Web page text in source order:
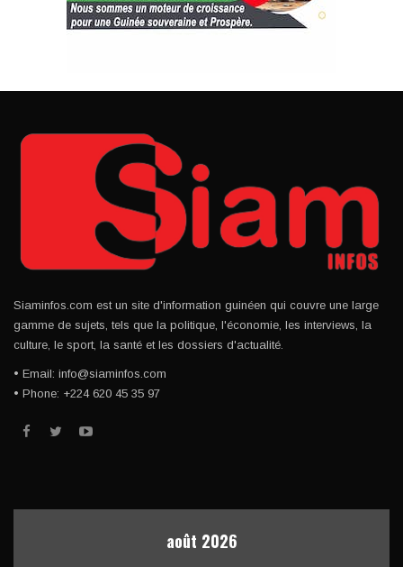
Siaminfos.com est un site d'information guinéen qui couvre une large
gamme de sujets, tels que la politique, l'économie, les interviews, la
culture, le sport, la santé et les dossiers d'actualité.
• Email: info@siaminfos.com
• Phone: +224 620 45 35 97
août 2026